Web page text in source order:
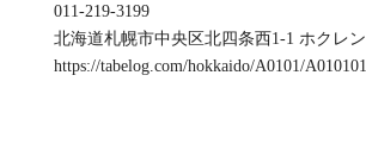
011-219-3199
北海道札幌市中央区北四条西1-1 ホクレ
https://tabelog.com/hokkaido/A0101/